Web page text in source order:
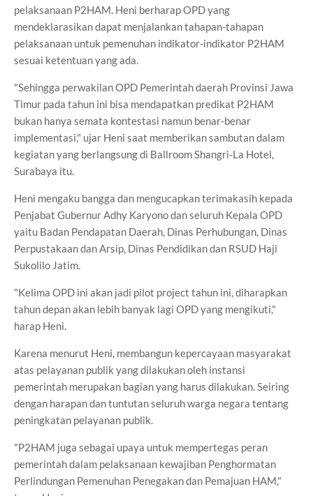
pelaksanaan P2HAM. Heni berharap OPD yang
mendeklarasikan dapat menjalankan tahapan-tahapan
pelaksanaan untuk pemenuhan indikator-indikator P2HAM
sesuai ketentuan yang ada.
"Sehingga perwakilan OPD Pemerintah daerah Provinsi Jawa
Timur pada tahun ini bisa mendapatkan predikat P2HAM
bukan hanya semata kontestasi namun benar-benar
implementasi," ujar Heni saat memberikan sambutan dalam
kegiatan yang berlangsung di Ballroom Shangri-La Hotel,
Surabaya itu.
Heni mengaku bangga dan mengucapkan terimakasih kepada
Penjabat Gubernur Adhy Karyono dan seluruh Kepala OPD
yaitu Badan Pendapatan Daerah, Dinas Perhubungan, Dinas
Perpustakaan dan Arsip, Dinas Pendidikan dan RSUD Haji
Sukolilo Jatim.
"Kelima OPD ini akan jadi pilot project tahun ini, diharapkan
tahun depan akan lebih banyak lagi OPD yang mengikuti,"
harap Heni.
Karena menurut Heni, membangun kepercayaan masyarakat
atas pelayanan publik yang dilakukan oleh instansi
pemerintah merupakan bagian yang harus dilakukan. Seiring
dengan harapan dan tuntutan seluruh warga negara tentang
peningkatan pelayanan publik.
"P2HAM juga sebagai upaya untuk mempertegas peran
pemerintah dalam pelaksanaan kewajiban Penghormatan
Perlindungan Pemenuhan Penegakan dan Pemajuan HAM,"